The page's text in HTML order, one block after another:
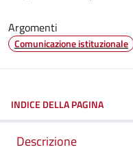
Argomenti
Comunicazione istituzionale
INDICE DELLA PAGINA
Descrizione